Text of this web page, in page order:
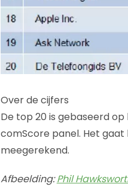
Over de cijfers
De top 20 is gebaseerd
comScore panel. Het
meegerekend.
Afbeelding:Phil